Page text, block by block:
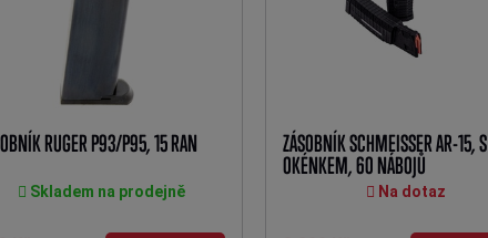
RUGER P93/P95, 15 RAN
Skladem na prodejně
ZÁSOBNÍK SCHMEISSER AR-15, S
OKÉNKEM, 60 NÁBOJŮ
Na dotaz